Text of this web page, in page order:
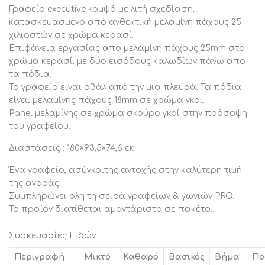
Γραφείο executive κομψό με λιτή σχεδίαση,
κατασκευασμένο από ανθεκτική μελαμίνη πάχους 25
χιλιοστών σε χρώμα κερασί.
Επιφάνεια εργασίας απο μελαμίνη πάχους 25mm στο
χρώμα κερασί, με δύο εισόδους καλωδίων πάνω απο
τα πόδια.
Το γραφείο ειναι οβάλ από την μια πλευρά. Τα πόδια
είναι μελαμίνης πάχους 18mm σε χρώμα γκρι.
Panel μελαμίνης σε χρώμα σκούρο γκρί στην πρόσοψη
του γραφείου.
Διαστάσεις : 180×93,5×74,6 εκ.
Ένα γραφείο, ασύγκριτης αντοχής στην καλύτερη τιμή
της αγοράς.
Συμπληρώνει ολη τη σειρά γραφείων & γωνιών PRO.
Το προϊόν διατίθεται αμοντάριστο σε πακέτο..
Συσκευασίες Ειδών
Περιγραφή
Μικτό
Καθαρό
Βασικός
Βήμα